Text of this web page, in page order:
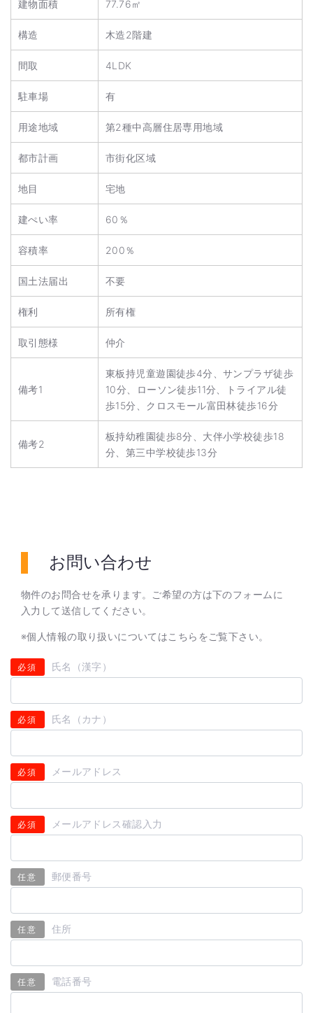
建物面積 77.76㎡
構造 木造2階建
間取 4LDK
駐車場 有
用途地域 第2種中高層住居専用地域
都市計画 市街化区域
地目 宅地
建ぺい率 60％
容積率 200％
国土法届出 不要
権利 所有権
取引態様 仲介
備考1
東板持児童遊園徒歩4分、サンプラザ徒歩
10分、ローソン徒歩11分、トライアル徒
歩15分、クロスモール富田林徒歩16分
備考2
板持幼稚園徒歩8分、大伴小学校徒歩18
分、第三中学校徒歩13分
お問い合わせ
物件のお問合せを承ります。ご希望の方は下のフォームに
入力して送信してください。
※個人情報の取り扱いについてはこちら をご覧下さい。
必須 氏名（漢字）
必須 氏名（カナ）
必須 メールアドレス
必須 メールアドレス確認入力
任意 郵便番号
任意 住所
任意 電話番号